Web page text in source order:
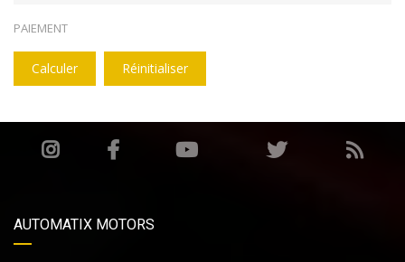
PAIEMENT
Calculer Réinitialiser
AUTOMATIX MOTORS